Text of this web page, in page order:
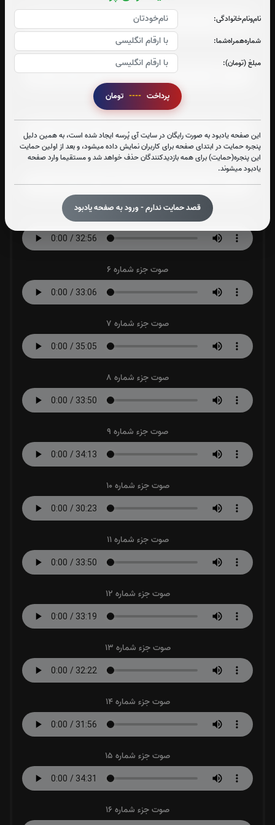
نام‌و‌نام‌خانوادگی:
شماره‌همراه‌شما:
مبلغ (تومان):
پرداخت ----
این صفحه یادبود به صورت رایگان در سایت آی پُرسه ایجاد شده است، به همین دلیل
پنجره حمایت در ابتدای صفحه برای کاربران نمایش داده میشود، و بعد از اولین حمایت
این پنجره(حمایت) برای همه بازدیدکنندگان حذف خواهد شد و مستقیما وارد صفحه
یادبود میشوند.
قصد حمایت ندارم - ورود به صفحه یادبود
صوت جزء شماره 2
صوت جزء شماره 3
صوت جزء شماره 4
صوت جزء شماره 5
صوت جزء شماره 6
صوت جزء شماره 7
صوت جزء شماره 8
صوت جزء شماره 9
صوت جزء شماره 10
صوت جزء شماره 11
صوت جزء شماره 12
صوت جزء شماره 13
صوت جزء شماره 14
صوت جزء شماره 15
صوت جزء شماره 16